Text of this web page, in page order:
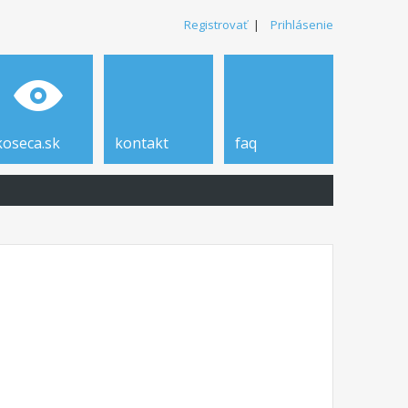
Registrovať| Prihlásenie
kontakt faq